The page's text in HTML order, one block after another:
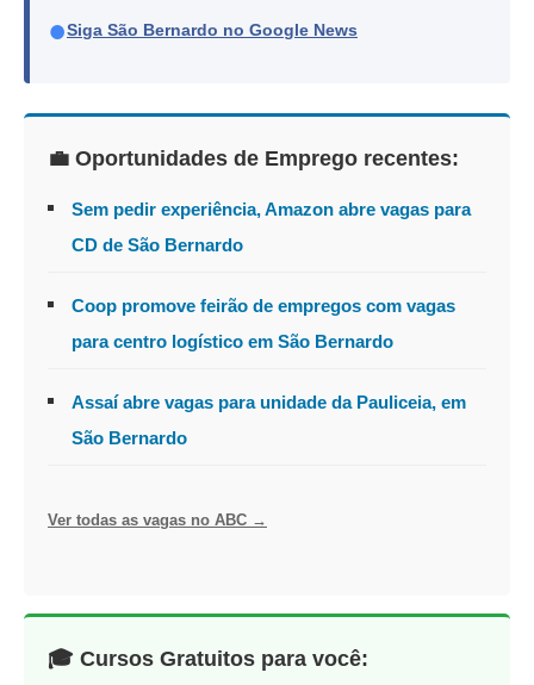
●Siga São Bernardo no Google News
💼 Oportunidades de Emprego recentes:
Sem pedir experiência, Amazon abre vagas para
CD de São Bernardo
Coop promove feirão de empregos com vagas
para centro logístico em São Bernardo
Assaí abre vagas para unidade da Pauliceia, em
São Bernardo
Ver todas as vagas no ABC →
🎓 Cursos Gratuitos para você: